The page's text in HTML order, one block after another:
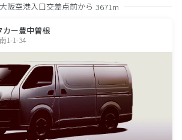
阪空港入口交差点前から 3671m
カー豊中曽根
1-1-34